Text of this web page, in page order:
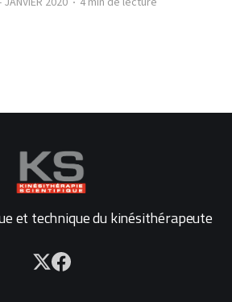
et technique du kinésithérapeute